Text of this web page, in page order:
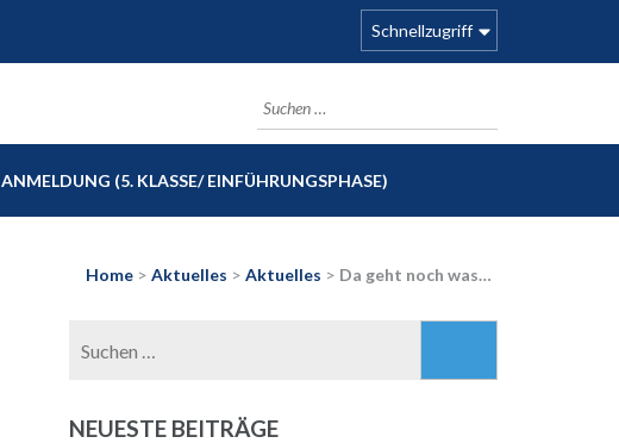
Schnellzugriff
Suchen
nach:
ANMELDUNG (5. KLASSE/ EINFÜHRUNGSPHASE)
Home > Aktuelles > Aktuelles > Da geht noch was…
NEUESTE BEITRÄGE